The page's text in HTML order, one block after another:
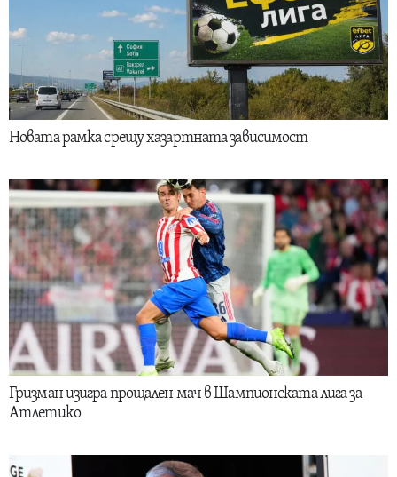
Новата рамка срещу хазартната зависимост
Гризман изигра прощален мач в Шампионската лига за
Атлетико